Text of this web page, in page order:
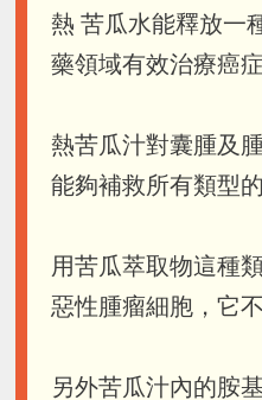
熱 苦瓜水能釋放一
藥領域有效治療癌
熱苦瓜汁對囊腫及
能夠補救所有類型的
用苦瓜萃取物這種
惡性腫瘤細胞，它
另外苦瓜汁內的胺